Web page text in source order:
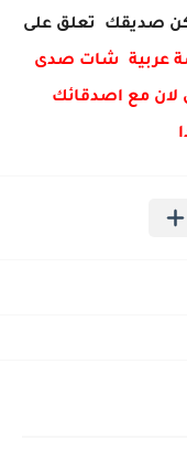
صديقك تعلق على
عربية شات صدى
لان مع اصدقائك